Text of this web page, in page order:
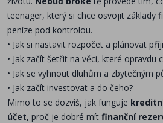
teenager, který si chce osvojit základy
peníze pod kontrolou.
• Jak si nastavit rozpočet a plánovat
• Jak začít šetřit na věci, které opravdu
• Jak se vyhnout dluhům a zbytečným
• Jak začít investovat a do čeho?
Mimo to se dozvíš, jak funguje
účet, proč je dobré mít finanční